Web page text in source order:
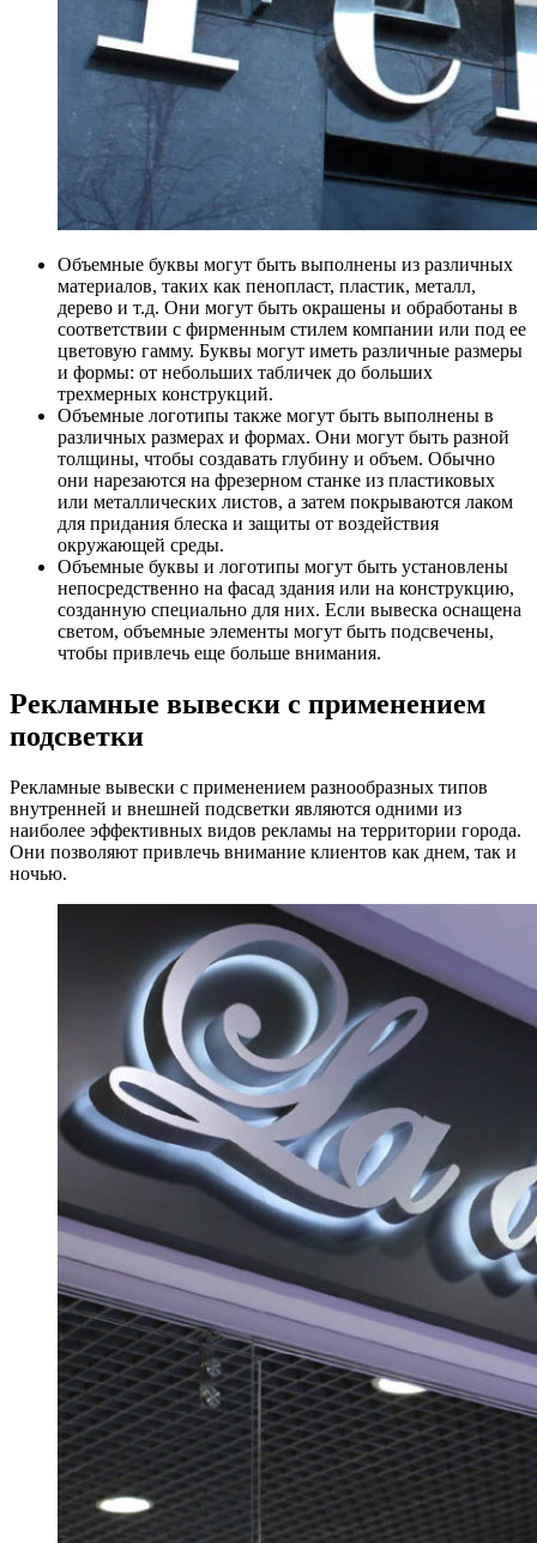
Объемные буквы могут быть выполнены из различных
материалов, таких как пенопласт, пластик, металл,
дерево и т.д. Они могут быть окрашены и обработаны в
соответствии с фирменным стилем компании или под ее
цветовую гамму. Буквы могут иметь различные размеры
и формы: от небольших табличек до больших
трехмерных конструкций.
Объемные логотипы также могут быть выполнены в
различных размерах и формах. Они могут быть разной
толщины, чтобы создавать глубину и объем. Обычно
они нарезаются на фрезерном станке из пластиковых
или металлических листов, а затем покрываются лаком
для придания блеска и защиты от воздействия
окружающей среды.
Объемные буквы и логотипы могут быть установлены
непосредственно на фасад здания или на конструкцию,
созданную специально для них. Если вывеска оснащена
светом, объемные элементы могут быть подсвечены,
чтобы привлечь еще больше внимания.
Рекламные вывески с применением
подсветки
Рекламные вывески с применением разнообразных типов
внутренней и внешней подсветки являются одними из
наиболее эффективных видов рекламы на территории города.
Они позволяют привлечь внимание клиентов как днем, так и
ночью.